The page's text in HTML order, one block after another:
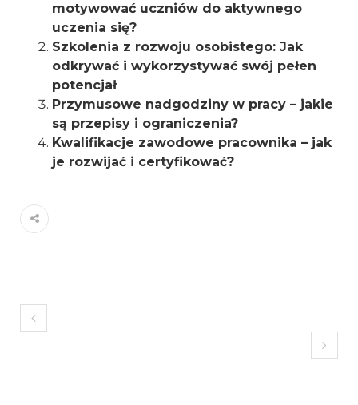
motywować uczniów do aktywnego
uczenia się?
Szkolenia z rozwoju osobistego: Jak
odkrywać i wykorzystywać swój pełen
potencjał
Przymusowe nadgodziny w pracy – jakie
są przepisy i ograniczenia?
Kwalifikacje zawodowe pracownika – jak
je rozwijać i certyfikować?